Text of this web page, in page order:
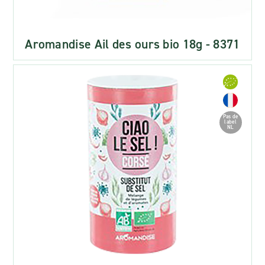
Aromandise Ail des ours bio 18g - 8371
Pas de
label
NL